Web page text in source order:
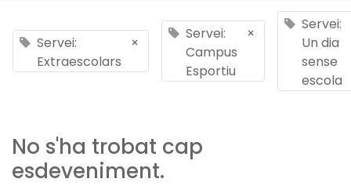
Servei:
Extraescolars
×
Servei:
Campus
Esportiu
×
Servei:
Un dia
sense
escola
No s'ha trobat cap
esdeveniment.